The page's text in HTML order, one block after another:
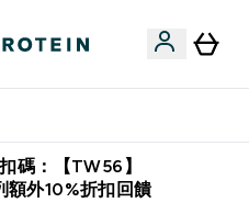
碼：【TW56】
額外10%折扣回饋